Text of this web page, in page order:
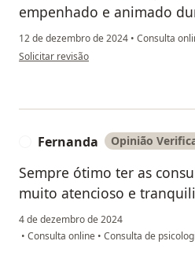
empenhado e animado
12 de dezembro de 2024 • Consulta
na opinião do utilizador V.D
Solicitar revisão
Fernanda Opinião
Sempre ótimo ter as
muito atencioso e
4 de dezembro de 2024
• Consulta online • Consulta de